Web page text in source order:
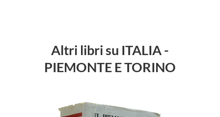
Altri libri su ITALIA -
PIEMONTE E TORINO